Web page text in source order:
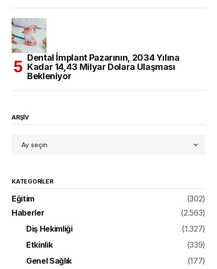
Dental İmplant Pazarının, 2034 Yılına
Kadar 14,43 Milyar Dolara Ulaşması
Bekleniyor
ARŞİV
KATEGORILER
Eğitim
(302)
Haberler
(2.563)
Diş Hekimliği
(1.327)
Etkinlik
(339)
Genel Sağlık
(177)